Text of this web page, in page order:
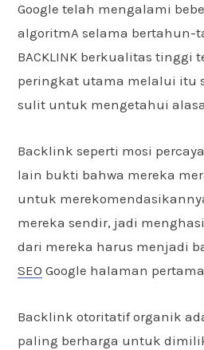
Google telah mengalami
algoritmA selama bertahun-
BACKLINK berkualitas tinggi
peringkat utama melalui itu
sulit untuk mengetahui
Backlink seperti mosi
lain bukti bahwa mereka
untuk
mereka sendir, jadi
dari mereka harus menjadi
SEO Google halaman
Backlink otoritatif organik
paling berharga untuk